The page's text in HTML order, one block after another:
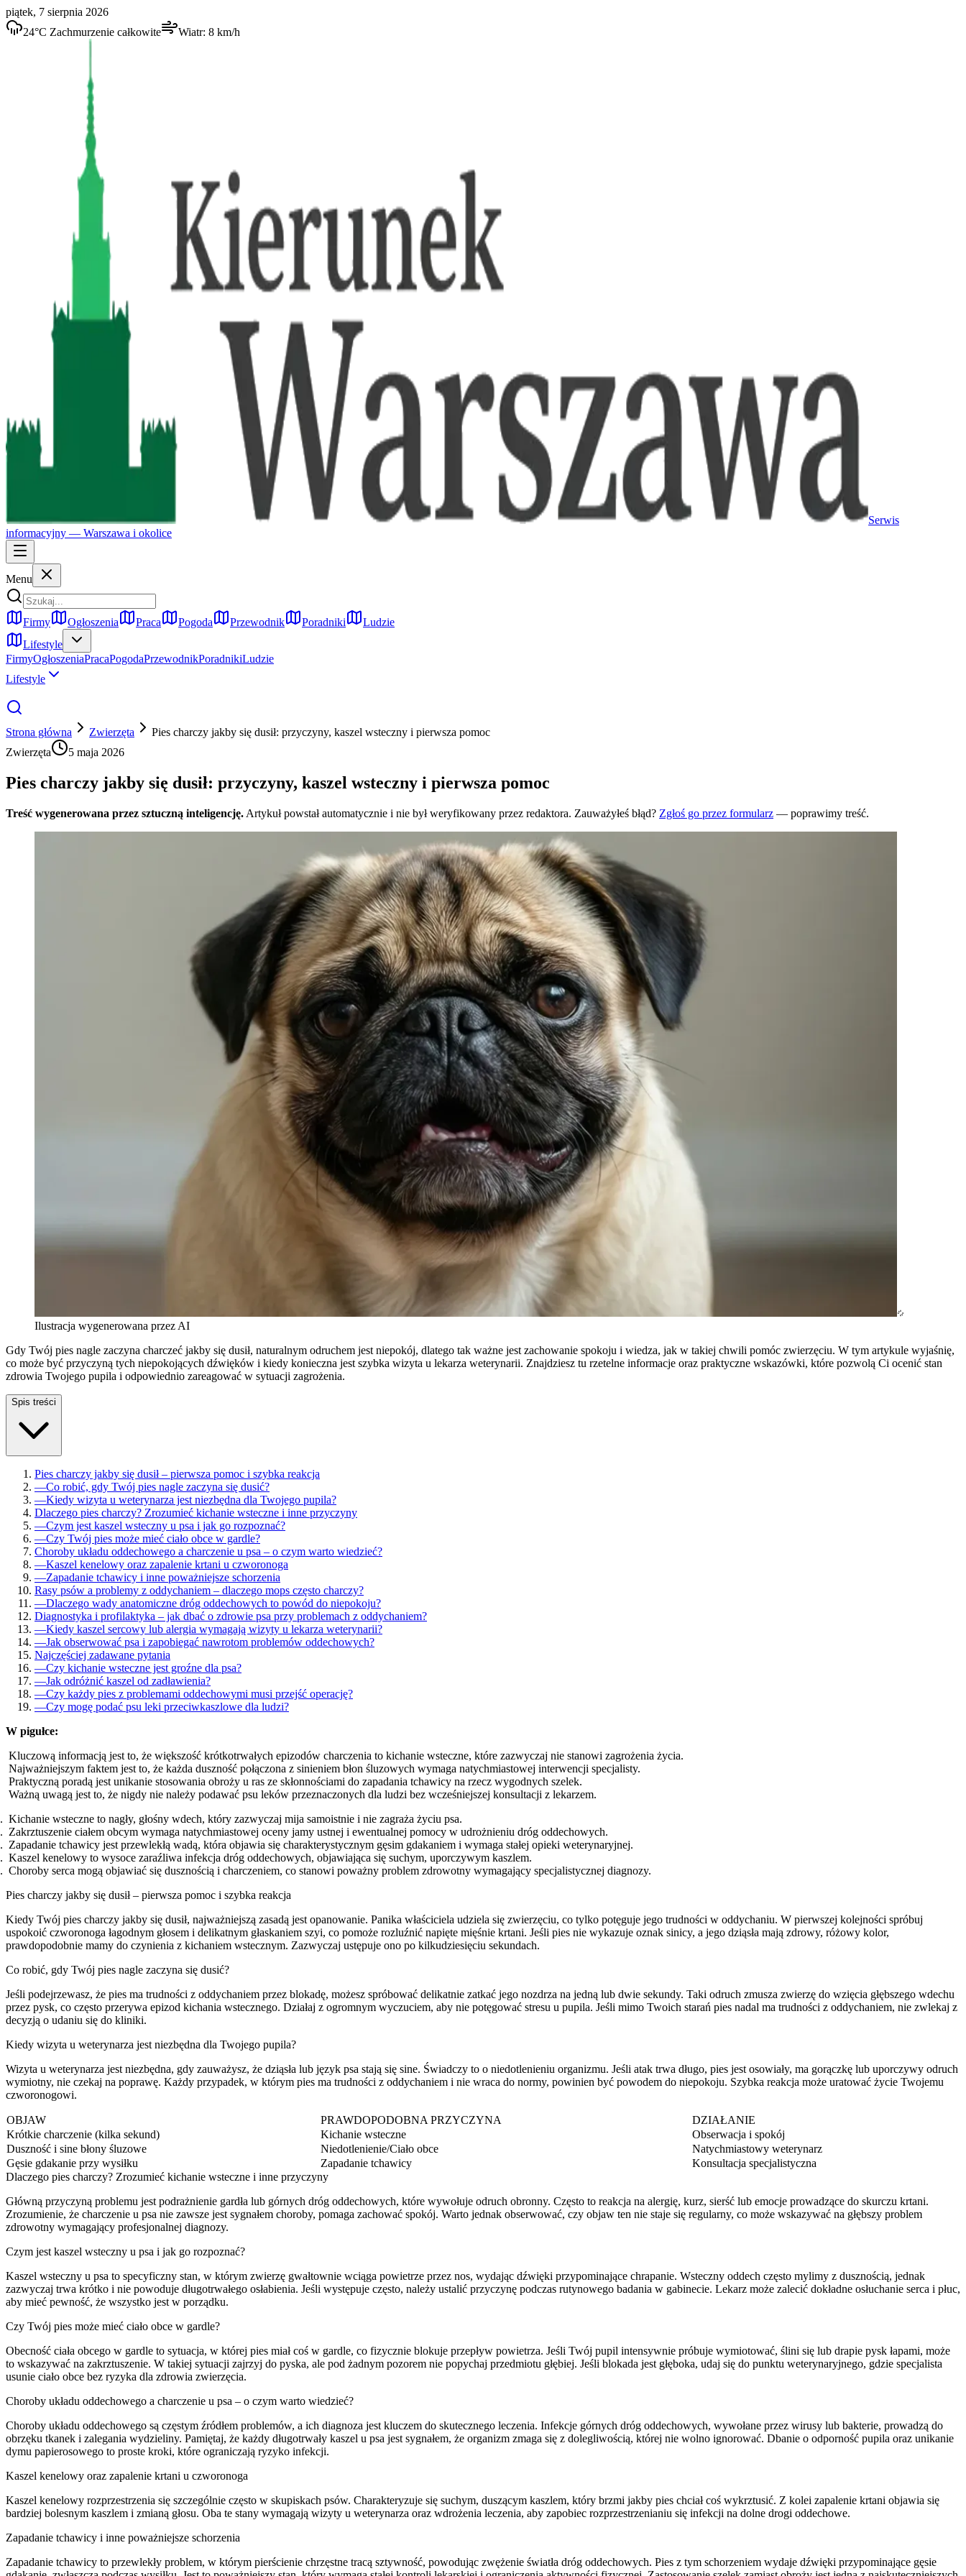
piątek, 7 sierpnia 2026
24°C Zachmurzenie całkowite Wiatr: 8 km/h
Serwis
informacyjny — Warszawa i okolice
Menu
Firmy Ogłoszenia Praca Pogoda Przewodnik Poradniki
Ludzie
Lifestyle
FirmyOgłoszeniaPracaPogodaPrzewodnikPoradnikiLudzie
Lifestyle
Strona główna Zwierzęta
Pies charczy jakby się dusił: przyczyny, kaszel wsteczny i pierwsza pomoc
Zwierzęta
5 maja 2026
Pies charczy jakby się dusił: przyczyny, kaszel wsteczny i pierwsza pomoc
Treść wygenerowana przez sztuczną inteligencję. Artykuł powstał automatycznie i nie był weryfikowany przez redaktora. Zauważyłeś błąd? Zgłoś go przez formularz — poprawimy treść.
Ilustracja wygenerowana przez AI
Gdy Twój pies nagle zaczyna charczeć jakby się dusił, naturalnym odruchem jest niepokój, dlatego tak ważne jest zachowanie spokoju i wiedza, jak w takiej chwili pomóc zwierzęciu. W tym artykule wyjaśnię,
co może być przyczyną tych niepokojących dźwięków i kiedy konieczna jest szybka wizyta u lekarza weterynarii. Znajdziesz tu rzetelne informacje oraz praktyczne wskazówki, które pozwolą Ci ocenić stan
zdrowia Twojego pupila i odpowiednio zareagować w sytuacji zagrożenia.
Spis treści
Pies charczy jakby się dusił – pierwsza pomoc i szybka reakcja
—Co robić, gdy Twój pies nagle zaczyna się dusić?
—Kiedy wizyta u weterynarza jest niezbędna dla Twojego pupila?
Dlaczego pies charczy? Zrozumieć kichanie wsteczne i inne przyczyny
—Czym jest kaszel wsteczny u psa i jak go rozpoznać?
—Czy Twój pies może mieć ciało obce w gardle?
Choroby układu oddechowego a charczenie u psa – o czym warto wiedzieć?
—Kaszel kenelowy oraz zapalenie krtani u czworonoga
—Zapadanie tchawicy i inne poważniejsze schorzenia
Rasy psów a problemy z oddychaniem – dlaczego mops często charczy?
—Dlaczego wady anatomiczne dróg oddechowych to powód do niepokoju?
Diagnostyka i profilaktyka – jak dbać o zdrowie psa przy problemach z oddychaniem?
—Kiedy kaszel sercowy lub alergia wymagają wizyty u lekarza weterynarii?
—Jak obserwować psa i zapobiegać nawrotom problemów oddechowych?
Najczęściej zadawane pytania
—Czy kichanie wsteczne jest groźne dla psa?
—Jak odróżnić kaszel od zadławienia?
—Czy każdy pies z problemami oddechowymi musi przejść operację?
—Czy mogę podać psu leki przeciwkaszlowe dla ludzi?
W pigułce:
Kluczową informacją jest to, że większość krótkotrwałych epizodów charczenia to kichanie wsteczne, które zazwyczaj nie stanowi zagrożenia życia.
Najważniejszym faktem jest to, że każda duszność połączona z sinieniem błon śluzowych wymaga natychmiastowej interwencji specjalisty.
Praktyczną poradą jest unikanie stosowania obroży u ras ze skłonnościami do zapadania tchawicy na rzecz wygodnych szelek.
Ważną uwagą jest to, że nigdy nie należy podawać psu leków przeznaczonych dla ludzi bez wcześniejszej konsultacji z lekarzem.
Kichanie wsteczne to nagły, głośny wdech, który zazwyczaj mija samoistnie i nie zagraża życiu psa.
Zakrztuszenie ciałem obcym wymaga natychmiastowej oceny jamy ustnej i ewentualnej pomocy w udrożnieniu dróg oddechowych.
Zapadanie tchawicy jest przewlekłą wadą, która objawia się charakterystycznym gęsim gdakaniem i wymaga stałej opieki weterynaryjnej.
Kaszel kenelowy to wysoce zaraźliwa infekcja dróg oddechowych, objawiająca się suchym, uporczywym kaszlem.
Choroby serca mogą objawiać się dusznością i charczeniem, co stanowi poważny problem zdrowotny wymagający specjalistycznej diagnozy.
Pies charczy jakby się dusił – pierwsza pomoc i szybka reakcja
Kiedy Twój pies charczy jakby się dusił, najważniejszą zasadą jest opanowanie. Panika właściciela udziela się zwierzęciu, co tylko potęguje jego trudności w oddychaniu. W pierwszej kolejności spróbuj
uspokoić czworonoga łagodnym głosem i delikatnym głaskaniem szyi, co pomoże rozluźnić napięte mięśnie krtani. Jeśli pies nie wykazuje oznak sinicy, a jego dziąsła mają zdrowy, różowy kolor,
prawdopodobnie mamy do czynienia z kichaniem wstecznym. Zazwyczaj ustępuje ono po kilkudziesięciu sekundach.
Co robić, gdy Twój pies nagle zaczyna się dusić?
Jeśli podejrzewasz, że pies ma trudności z oddychaniem przez blokadę, możesz spróbować delikatnie zatkać jego nozdrza na jedną lub dwie sekundy. Taki odruch zmusza zwierzę do wzięcia głębszego wdechu
przez pysk, co często przerywa epizod kichania wstecznego. Działaj z ogromnym wyczuciem, aby nie potęgować stresu u pupila. Jeśli mimo Twoich starań pies nadal ma trudności z oddychaniem, nie zwlekaj z
decyzją o udaniu się do kliniki.
Kiedy wizyta u weterynarza jest niezbędna dla Twojego pupila?
Wizyta u weterynarza jest niezbędna, gdy zauważysz, że dziąsła lub język psa stają się sine. Świadczy to o niedotlenieniu organizmu. Jeśli atak trwa długo, pies jest osowiały, ma gorączkę lub uporczywy odruch
wymiotny, nie czekaj na poprawę. Każdy przypadek, w którym pies ma trudności z oddychaniem i nie wraca do normy, powinien być powodem do niepokoju. Szybka reakcja może uratować życie Twojemu
czworonogowi.
OBJAW PRAWDOPODOBNA PRZYCZYNA
DZIAŁANIE
Krótkie charczenie (kilka sekund)
Kichanie wsteczne
Obserwacja i spokój
Duszność i sine błony śluzowe
Niedotlenienie/Ciało obce
Natychmiastowy weterynarz
Gęsie gdakanie przy wysiłku
Zapadanie tchawicy
Konsultacja specjalistyczna
Dlaczego pies charczy? Zrozumieć kichanie wsteczne i inne przyczyny
Główną przyczyną problemu jest podrażnienie gardła lub górnych dróg oddechowych, które wywołuje odruch obronny. Często to reakcja na alergię, kurz, sierść lub emocje prowadzące do skurczu krtani.
Zrozumienie, że charczenie u psa nie zawsze jest sygnałem choroby, pomaga zachować spokój. Warto jednak obserwować, czy objaw ten nie staje się regularny, co może wskazywać na głębszy problem
zdrowotny wymagający profesjonalnej diagnozy.
Czym jest kaszel wsteczny u psa i jak go rozpoznać?
Kaszel wsteczny u psa to specyficzny stan, w którym zwierzę gwałtownie wciąga powietrze przez nos, wydając dźwięki przypominające chrapanie. Wsteczny oddech często mylimy z dusznością, jednak
zazwyczaj trwa krótko i nie powoduje długotrwałego osłabienia. Jeśli występuje często, należy ustalić przyczynę podczas rutynowego badania w gabinecie. Lekarz może zalecić dokładne osłuchanie serca i płuc,
aby mieć pewność, że wszystko jest w porządku.
Czy Twój pies może mieć ciało obce w gardle?
Obecność ciała obcego w gardle to sytuacja, w której pies miał coś w gardle, co fizycznie blokuje przepływ powietrza. Jeśli Twój pupil intensywnie próbuje wymiotować, ślini się lub drapie pysk łapami, może
to wskazywać na zakrztuszenie. W takiej sytuacji zajrzyj do pyska, ale pod żadnym pozorem nie popychaj przedmiotu głębiej. Jeśli blokada jest głęboka, udaj się do punktu weterynaryjnego, gdzie specjalista
usunie ciało obce bez ryzyka dla zdrowia zwierzęcia.
Choroby układu oddechowego a charczenie u psa – o czym warto wiedzieć?
Choroby układu oddechowego są częstym źródłem problemów, a ich diagnoza jest kluczem do skutecznego leczenia. Infekcje górnych dróg oddechowych, wywołane przez wirusy lub bakterie, prowadzą do
obrzęku tkanek i zalegania wydzieliny. Pamiętaj, że każdy długotrwały kaszel u psa jest sygnałem, że organizm zmaga się z dolegliwością, której nie wolno ignorować. Dbanie o odporność pupila oraz unikanie
dymu papierosowego to proste kroki, które ograniczają ryzyko infekcji.
Kaszel kenelowy oraz zapalenie krtani u czworonoga
Kaszel kenelowy rozprzestrzenia się szczególnie często w skupiskach psów. Charakteryzuje się suchym, duszącym kaszlem, który brzmi jakby pies chciał coś wykrztusić. Z kolei zapalenie krtani objawia się
bardziej bolesnym kaszlem i zmianą głosu. Oba te stany wymagają wizyty u weterynarza oraz wdrożenia leczenia, aby zapobiec rozprzestrzenianiu się infekcji na dolne drogi oddechowe.
Zapadanie tchawicy i inne poważniejsze schorzenia
Zapadanie tchawicy to przewlekły problem, w którym pierścienie chrzęstne tracą sztywność, powodując zwężenie światła dróg oddechowych. Pies z tym schorzeniem wydaje dźwięki przypominające gęsie